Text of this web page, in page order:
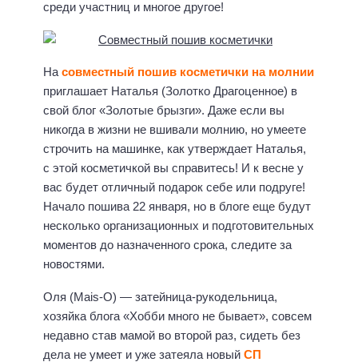
среди участниц и многое другое!
Насовместный пошив косметички на молнии
приглашает Наталья (Золотко Драгоценное) в
свой блог «Золотые брызги». Даже если вы
никогда в жизни не вшивали молнию, но умеете
строчить на машинке, как утверждает Наталья,
с этой косметичкой вы справитесь! И к весне у
вас будет отличный подарок себе или подруге!
Начало пошива 22 января, но в блоге еще будут
несколько организационных и подготовительных
моментов до назначенного срока, следите за
новостями.
Оля (Mais-O) — затейница-рукодельница,
хозяйка блога «Хобби много не бывает», совсем
недавно став мамой во второй раз, сидеть без
дела не умеет и уже затеяла новый СП